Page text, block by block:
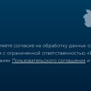
согласие на обработку
с ограниченной
Пользовательского соглашения и